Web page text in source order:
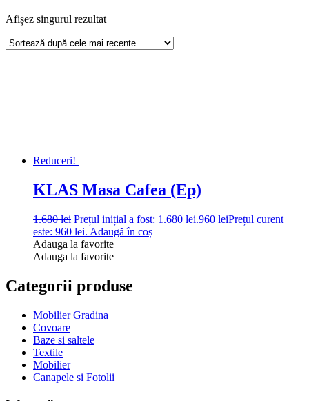
Afișez singurul rezultat
Reduceri!
KLAS Masa Cafea (Ep)
1.680lei Prețul inițial a fost: 1.680 lei.960 leiPrețul curent
este: 960 lei. Adaugă în coș
Adauga la favorite
Adauga la favorite
Categorii produse
Mobilier Gradina
Covoare
Baze si saltele
Textile
Mobilier
Canapele si Fotolii